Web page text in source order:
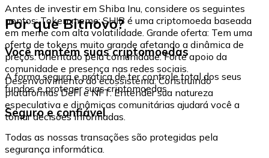
Antes de investir em Shiba Inu, considere os seguintes
pontos: Token meme: SHIB é uma criptomoeda baseada
em meme com alta volatilidade. Grande oferta: Tem uma
oferta de tokens muito grande afetando a dinâmica de
preços. Orientado pela comunidade: Forte apoio da
comunidade e presença nas redes sociais.
Desenvolvimento do ecossistema: Construindo
plataformas DeFi e NFT. Entender sua natureza
especulativa e dinâmicas comunitárias ajudará você a
tomar decisões informadas.
Por que Bitnovo?
Você mantém suas criptomoedas
A forma segura e prática de ter controle total dos seus
fundos e proteger suas criptomoedas.
Seguro e confiável
Todas as nossas transações são protegidas pela
segurança informática.